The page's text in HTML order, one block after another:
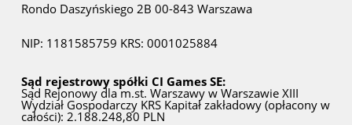
Rondo Daszyńskiego 2B 00-843 Warszawa
NIP: 1181585759 KRS: 0001025884
Sąd rejestrowy spółki CI Games SE:
Sąd Rejonowy dla m.st. Warszawy w WarszawieXIII
Wydział Gospodarczy KRSKapitał zakładowy (opłacony w
całości): 2.188.248,80 PLN